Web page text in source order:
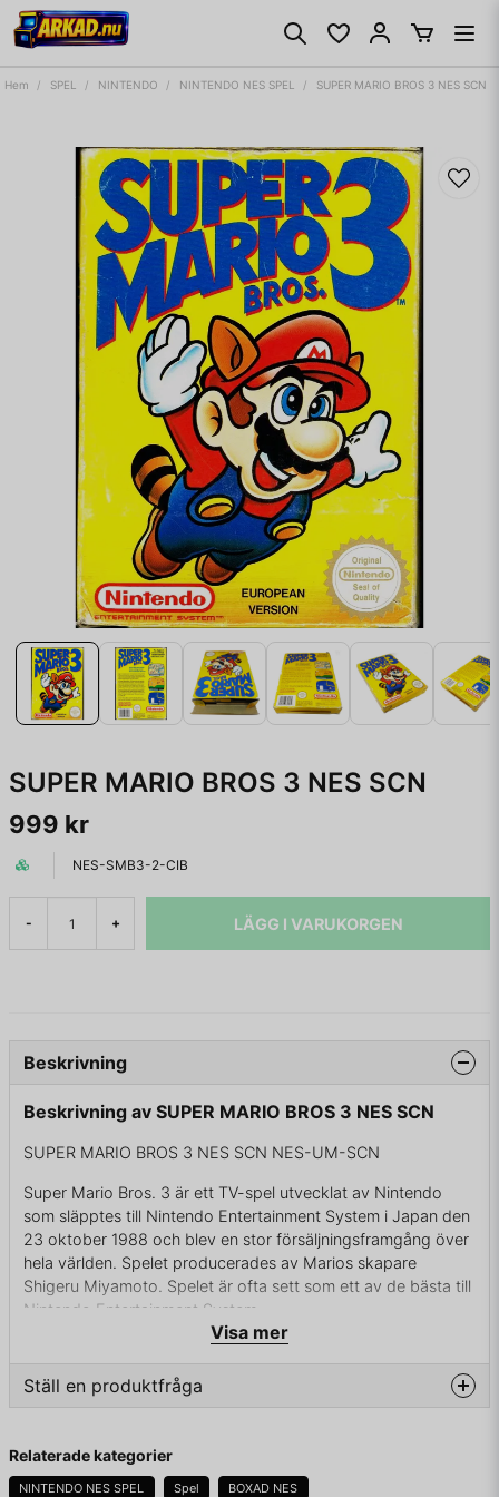
Hem SPEL NINTENDO NINTENDO NES SPEL SUPER MARIO BROS 3 NES SCN
SUPER MARIO BROS 3 NES SCN
999 kr
NES-SMB3-2-CIB
- + LÄGG I VARUKORGEN
Beskrivning
Beskrivning av SUPER MARIO BROS 3 NES SCN
SUPER MARIO BROS 3 NES SCN NES-UM-SCN
Super Mario Bros. 3 är ett TV-spel utvecklat av Nintendo
som släpptes till Nintendo Entertainment System i Japan den
23 oktober 1988 och blev en stor försäljningsframgång över
hela världen. Spelet producerades av Marios skapare
Shigeru Miyamoto. Spelet är ofta sett som ett av de bästa till
Nintendo Entertainment System.
Bowser, med hjälp av sina barn, kallade Koopalings, har tagit
kungadömena till olika varelser. Princess Toadstool sände
som Mario och Luigi var ute på sitt äventyr passade Bowser
på att kidnappa Princess Toadstool och föra henne till sitt
Visa mer
Ställ en produktfråga
Fråga oss något om denna produkten...
Relaterade kategorier
NINTENDO NES SPEL Spel BOXAD NES